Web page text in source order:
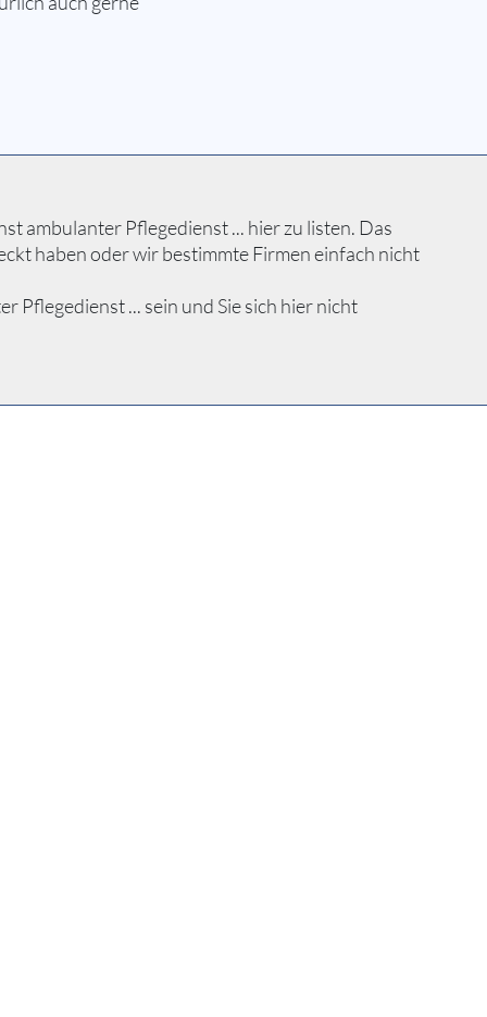
ambulanter Pflegedienst ... hier zu listen. Das
haben oder wir bestimmte Firmen einfach nicht
Pflegedienst ... sein und Sie sich hier nicht